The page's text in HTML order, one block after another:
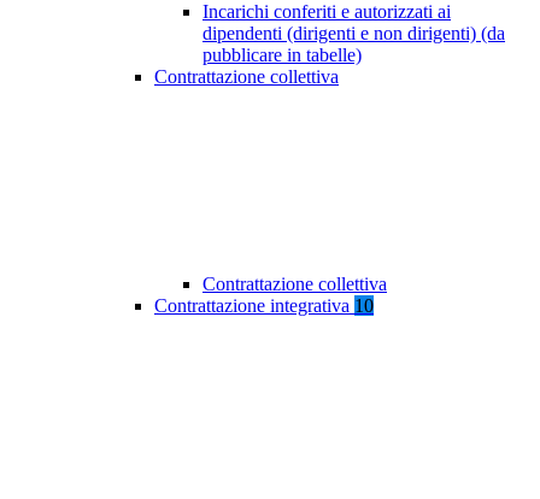
Incarichi conferiti e autorizzati ai
dipendenti (dirigenti e non dirigenti) (da
pubblicare in tabelle)
Contrattazione collettiva
Contrattazione collettiva
Contrattazione integrativa 10